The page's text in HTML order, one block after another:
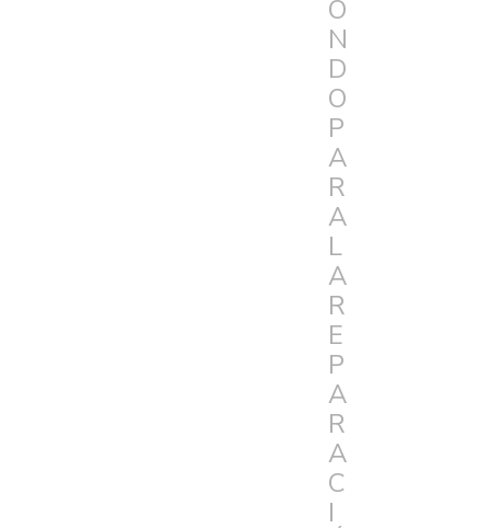
O
N
D
O
P
A
R
A
L
A
R
E
P
A
R
A
C
I